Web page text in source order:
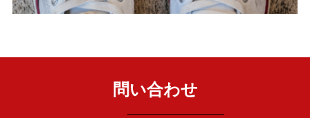
問い合わせ